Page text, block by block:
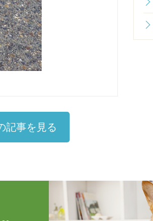
記事を見る